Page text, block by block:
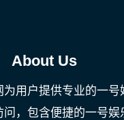
About Us
为用户提供专业的一号
，包含便捷的一号娱